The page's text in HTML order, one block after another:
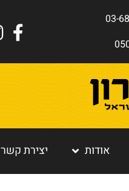
אודות יצירת קשר